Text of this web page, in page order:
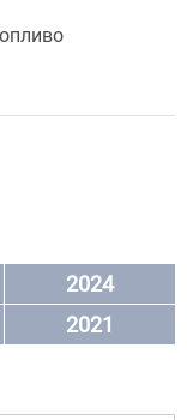
2024
2021